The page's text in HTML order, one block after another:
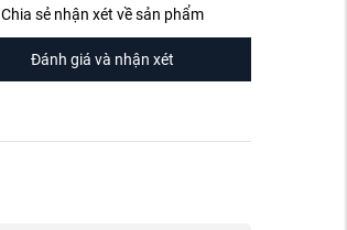
Chia sẻ nhận xét về sản phẩm
Đánh giá và nhận xét